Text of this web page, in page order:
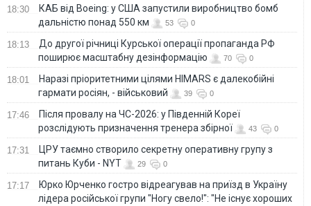
18:30
КАБ від Boeing: у США запустили виробництво бомб
дальністю понад 550 км
53 0
18:13
До другої річниці Курської операції пропаганда РФ
поширює масштабну дезінформацію
70 0
18:01
Наразі пріоритетними цілями HIMARS є далекобійні
гармати росіян, - військовий
39 0
17:46
Після провалу на ЧС-2026: у Південній Кореї
розслідують призначення тренера збірної
43 0
17:31
ЦРУ таємно створило секретну оперативну групу з
питань Куби - NYT
29 0
17:17
Юрко Юрченко гостро відреагував на приїзд в Україну
лідера російської групи "Ногу свело!": "Не існує хороших